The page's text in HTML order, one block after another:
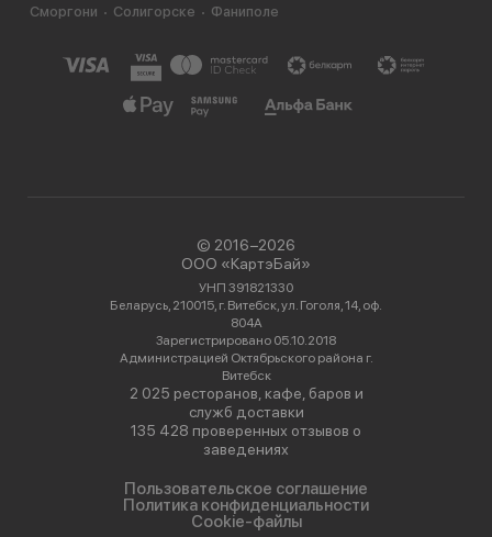
Сморгони
Солигорске Фаниполе
© 2016−2026
ООО «КартэБай»
УНП 391821330
Беларусь, 210015, г. Витебск, ул. Гоголя, 14, оф.
804А
Зарегистрировано 05.10.2018
Администрацией Октябрьского района г.
Витебск
2 025 ресторанов, кафе, баров и
служб доставки
135 428 проверенных отзывов о
заведениях
Пользовательское соглашение
Политика конфиденциальности
Cookie-файлы